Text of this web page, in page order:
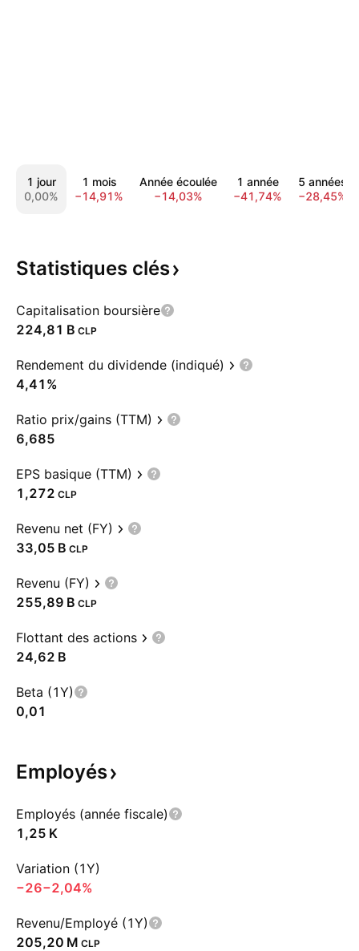
1 jour
0,00%
1 mois
−14,91%
Année écoulée
−14,03%
1 année
−41,74%
5 années
−28,45%
Statistiques clés
Capitalisation boursière
‪224,81 B‬ CLP
Rendement du dividende (indiqué)
4,41%
Ratio prix/gains (TTM)
6,685
EPS basique (TTM)
1,272 CLP
Revenu net (FY)
‪33,05 B‬ CLP
Revenu (FY)
‪255,89 B‬ CLP
Flottant des actions
‪24,62 B‬
Beta (1Y)
0,01
Employés
Employés (année fiscale)
‪1,25 K‬
Variation (1Y)
−26−2,04%
Revenu/Employé (1Y)
‪205,20 M‬ CLP